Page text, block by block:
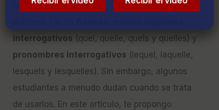
tes séries préférées ? », « Laquelle tu
interrogativos (quel, quelle, quels y quelles) y
pronombres interrogativos (lequel, laquelle,
lesquels y lesquelles). Sin embargo, algunos
estudiantes a menudo dudan cuando se trata
de usarlos. En este artículo, te propongo